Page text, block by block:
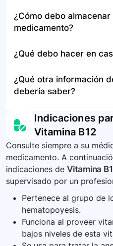
reacciones alérgicas,
musculares, dolor de
la frecuencia urinaria.
¿Cómo debo
medicamento?
se especifica aquí, pero
almacenamiento
farmacéutico.
¿Qué debo hacer en
de emergencia o llame
intoxicaciones local
¿Qué otra información
debería saber?
recomienda el uso
pacientes con abuso o
sin anemia
comprobados de
Indicaciones
Vitamina B12
Consulte siempre a su
medicamento. A
indicaciones de Vitamina
supervisado por un
Pertenece al grupo de
hematopoyesis.
Funciona al proveer
bajos niveles de esta